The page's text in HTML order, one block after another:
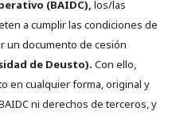
(BAIDC), los/las
a cumplir las condiciones de
un documento de cesión
de Deusto). Con ello,
en cualquier forma, original y
ni derechos de terceros, y